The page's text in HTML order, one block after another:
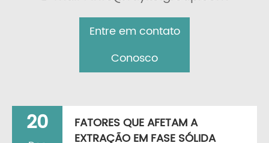
Entre em contato
Conosco
20
FATORES QUE AFETAM A
EXTRAÇÃO EM FASE SÓLIDA